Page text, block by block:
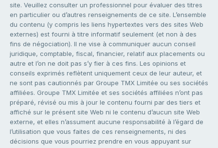
site. Veuillez consulter un professionnel pour évaluer des titres
en particulier ou d’autres renseignements de ce site. L’ensemble
du contenu (y compris les liens hypertextes vers des sites Web
externes) est fourni à titre informatif seulement (et non à des
fins de négociation). Il ne vise à communiquer aucun conseil
juridique, comptable, fiscal, financier, relatif aux placements ou
autre et l’on ne doit pas s’y fier à ces fins. Les opinions et
conseils exprimés reflètent uniquement ceux de leur auteur, et
ne sont pas cautionnés par Groupe TMX Limitée ou ses sociétés
affiliées. Groupe TMX Limitée et ses sociétés affiliées n’ont pas
préparé, révisé ou mis à jour le contenu fourni par des tiers et
affiché sur le présent site Web ni le contenu d’aucun site Web
externe, et elles n’assument aucune responsabilité à l’égard de
l’utilisation que vous faites de ces renseignements, ni des
décisions que vous pourriez prendre en vous appuyant sur